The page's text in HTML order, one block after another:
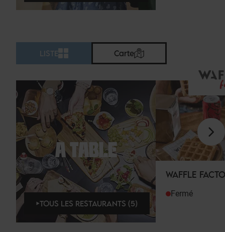
LISTE Carte
À TABLE
TOUS LES RESTAURANTS (5)
WAFFLE
Fermé